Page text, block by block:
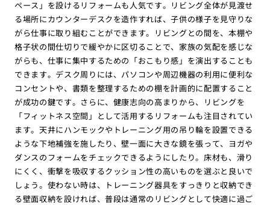
ペース」を設けるリフォームも人気です。リビング全体が見渡せ
る場所にカウンターデスクを造作すれば、子供の様子を見守りな
がら仕事に取り組むことができます。リビングとの間を、本棚や
格子状の間仕切りで緩やかに区切ることで、家族の気配を感じな
がらも、仕事に集中するための「おこもり感」を演出することも
できます。デスク周りには、パソコンや周辺機器の利用に便利な
コンセントや、書類を整理するための棚を計画的に配置すること
が成功の鍵です。さらに、健康志向の高まりから、リビングを
「フィットネス空間」として活用するリフォームも注目されてい
ます。天井にハンモックやトレーニング用の吊り輪を設置できる
ような下地補強を施したり、壁一面に大きな鏡を張って、ヨガや
ダンスのフォームをチェックできるようにしたり。床材も、滑り
にくく、衝撃を吸収するクッション性の高いものを選ぶと良いで
しょう。使わない時は、トレーニング器具をすっきりと収納でき
る壁面収納を設ければ、普段は通常のリビングとして快適に過ご